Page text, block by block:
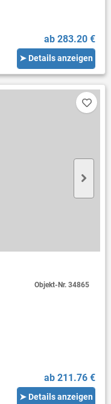
ab 283.20 €
➤ Details anzeigen
ab 211.76 €
➤ Details anzeigen
Objekt-Nr.34865